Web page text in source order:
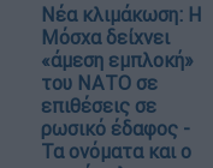
Νέα κλιμάκωση: Η
Μόσχα δείχνει
«άμεση εμπλοκή»
του ΝΑΤΟ σε
επιθέσεις σε
ρωσικό έδαφος -
Τα ονόματα και ο